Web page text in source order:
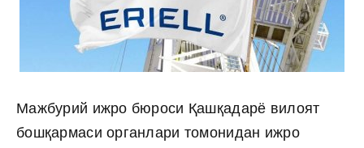
Мажбурий ижро бюроси Қашқадарё вилоят
бошқармаси органлари томонидан ижро